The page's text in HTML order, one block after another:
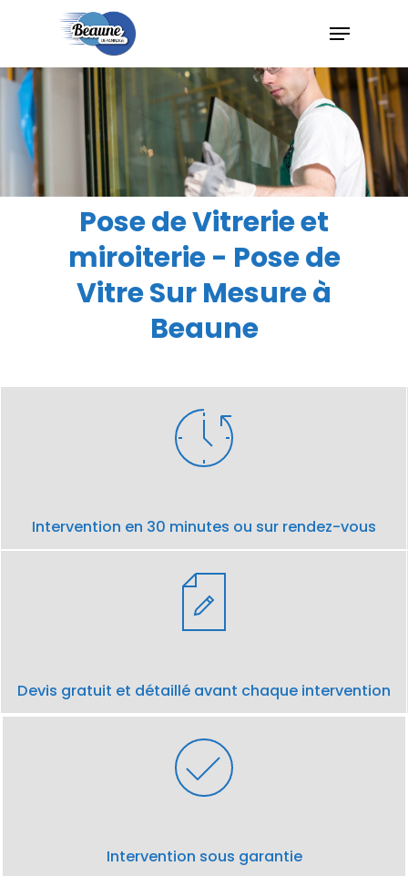
Hit enter to search or ESC to close
Pose de Vitrerie et
miroiterie - Pose de
Vitre Sur Mesure à
Beaune
Intervention en 30 minutes ou sur rendez-vous
Devis gratuit et détaillé avant chaque intervention
Intervention sous garantie